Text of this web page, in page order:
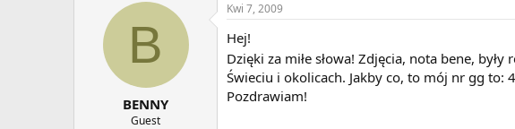
B
BENNY
Guest
Kwi 7, 2009
Hej!
Dzięki za miłe słowa! Zdjęcia, nota bene,
Świeciu i okolicach. Jakby co, to mój nr gg to:
Pozdrawiam!